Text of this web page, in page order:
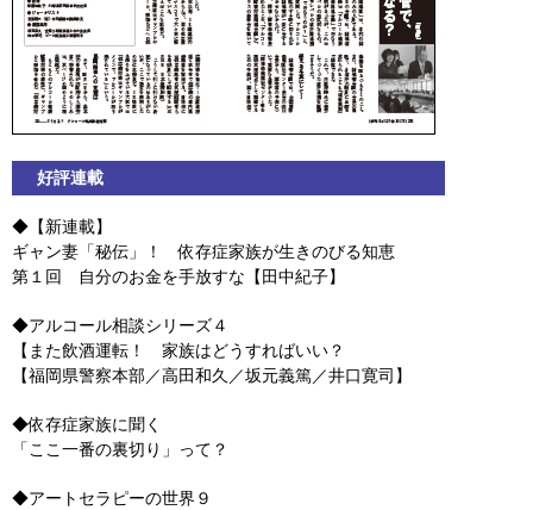
好評連載
◆【新連載】
ギャン妻「秘伝」！ 依存症家族が生きのびる知恵
第１回 自分のお金を手放すな【田中紀子】
◆アルコール相談シリーズ４
【また飲酒運転！ 家族はどうすればいい？
【福岡県警察本部／高田和久／坂元義篤／井口寛司】
◆依存症家族に聞く
「ここ一番の裏切り」って？
◆アートセラピーの世界９